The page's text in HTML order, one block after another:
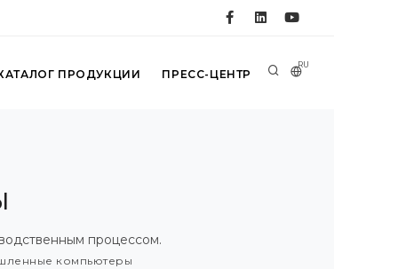
RU
ПРОДУКЦИИ ПРЕСС-ЦЕНТР
процессом.
компьютеры